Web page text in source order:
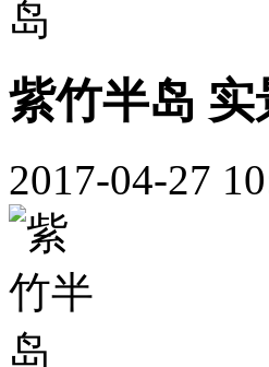
紫竹半岛
2017-04-27